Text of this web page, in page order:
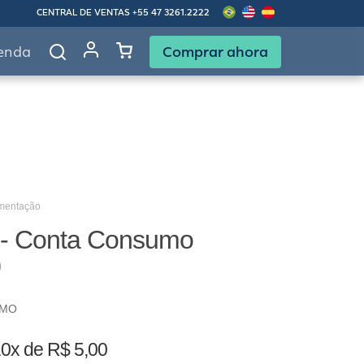
CENTRAL DE VENTAS +55 47 3261.2222
Comprar ahora
Conta Consumo
de R$ 5,00